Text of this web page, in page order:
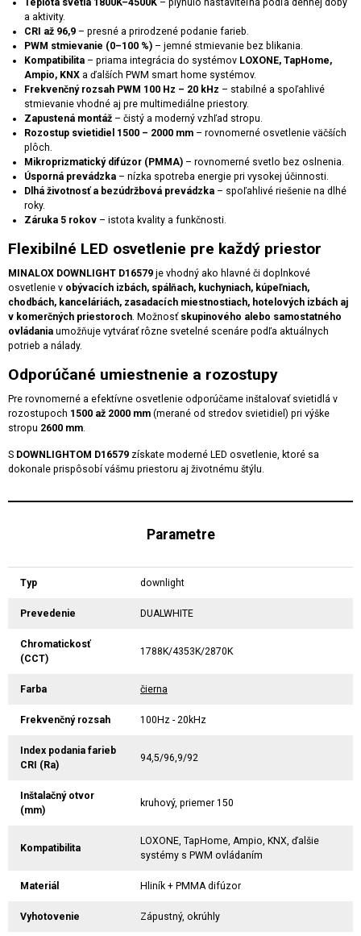
Teplota svetla 1800K–4500K – plynulo nastaviteľná podľa dennej doby
a aktivity.
CRI až 96,9 – presné a prirodzené podanie farieb.
PWM stmievanie (0–100 %) – jemné stmievanie bez blikania.
Kompatibilita – priama integrácia do systémov LOXONE, TapHome,
Ampio, KNX a ďalších PWM smart home systémov.
Frekvenčný rozsah PWM 100 Hz – 20 kHz – stabilné a spoľahlivé
stmievanie vhodné aj pre multimediálne priestory.
Zapustená montáž – čistý a moderný vzhľad stropu.
Rozostup svietidiel 1500 – 2000 mm – rovnomerné osvetlenie väčších
plôch.
Mikroprizmatický difúzor (PMMA) – rovnomerné svetlo bez oslnenia.
Úsporná prevádzka – nízka spotreba energie pri vysokej účinnosti.
Dlhá životnosť a bezúdržbová prevádzka – spoľahlivé riešenie na dlhé
roky.
Záruka 5 rokov – istota kvality a funkčnosti.
Flexibilné LED osvetlenie pre každý priestor
MINALOX DOWNLIGHT D16579 je vhodný ako hlavné či doplnkové
osvetlenie v obývacích izbách, spálňach, kuchyniach, kúpeľniach,
chodbách, kanceláriách, zasadacích miestnostiach, hotelových izbách aj
v komerčných priestoroch. Možnosť skupinového alebo samostatného
ovládania umožňuje vytvárať rôzne svetelné scenáre podľa aktuálnych
potrieb a nálady.
Odporúčané umiestnenie a rozostupy
Pre rovnomerné a efektívne osvetlenie odporúčame inštalovať svietidlá v
rozostupoch 1500 až 2000 mm (merané od stredov svietidiel) pri výške
stropu 2600 mm.
S DOWNLIGHTOM D16579 získate moderné LED osvetlenie, ktoré sa
dokonale prispôsobí vášmu priestoru aj životnému štýlu.
Parametre
Typ downlight
Prevedenie DUALWHITE
Chromatickosť
(CCT)
1788K/4353K/2870K
Farba čierna
Frekvenčný rozsah 100Hz - 20kHz
Index podania farieb
CRI (Ra)
94,5/96,9/92
Inštalačný otvor
(mm)
kruhový, priemer 150
Kompatibilita
LOXONE, TapHome, Ampio, KNX, ďalšie
systémy s PWM ovládaním
Materiál Hliník + PMMA difúzor
Vyhotovenie Zápustný, okrúhly